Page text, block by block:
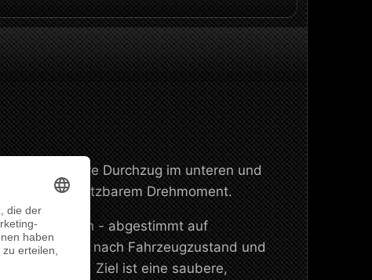
der nutzbare Durchzug im unteren und
besser nutzbarem Drehmoment.
- abgestimmt auf
Setup ist je nach Fahrzeugzustand und
möglich. Ziel ist eine saubere,